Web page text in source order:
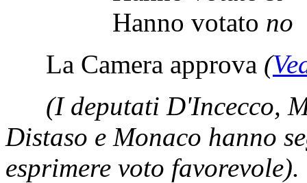
Hanno votato no
La Camera approva (
(I deputati D'Incecco,
Distaso e Monaco hanno
esprimere voto favorevole).